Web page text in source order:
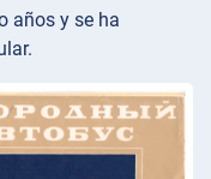
años y se ha